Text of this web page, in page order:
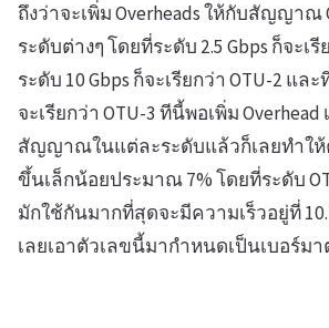
ถึงว่าจะเพิ่ม Overheads ให้กับสัญญาณ
ระดับต่างๆ โดยที่ระดับ 2.5 Gbps ก็จะเรี
ระดับ 10 Gbps ก็จะเรียกว่า OTU-2 และ
จะเรียกว่า OTU-3 ทีนี้พอเพิ่ม
สัญญาณในแต่ละระดับแล้วก็เลยทำให้
ขึ้นเล็กน้อยประมาณ 7% โดยที่ระดับ
มักใช้กันมากที่สุดจะมีความเร็วอยู่ที่
เลยเอาตัวเลขนี้มากำหนดเป็นเบอร์ม